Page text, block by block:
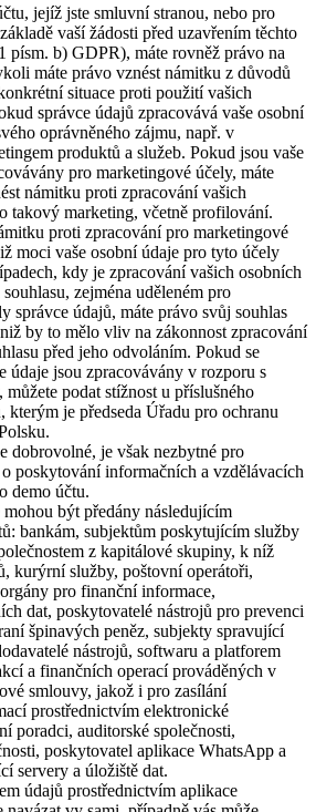
jejíž jste smluvní stranou, nebo pro
vaší žádosti před uzavřením těchto
písm. b) GDPR), máte rovněž právo na
máte právo vznést námitku z důvodů
situace proti použití vašich
správce údajů zpracovává vaše osobní
oprávněného zájmu, např. v
produktů a služeb. Pokud jsou vaše
pro marketingové účely, máte
námitku proti zpracování vašich
takový marketing, včetně profilování.
proti zpracování pro marketingové
moci vaše osobní údaje pro tyto účely
kdy je zpracování vašich osobních
zejména uděleném pro
správce údajů, máte právo svůj souhlas
by to mělo vliv na zákonnost zpracování
před jeho odvoláním. Pokud se
údaje jsou zpracovávány v rozporu s
podat stížnost u příslušného
kterým je předseda Úřadu pro ochranu
dobrovolné, je však nezbytné pro
poskytování informačních a vzdělávacích
demo účtu.
mohou být předány následujícím
bankám, subjektům poskytujícím služby
z kapitálové skupiny, k níž
kurýrní služby, poštovní operátoři,
pro finanční informace,
dat, poskytovatelé nástrojů pro prevenci
špinavých peněz, subjekty spravující
nástrojů, softwaru a platforem
a finančních operací prováděných v
smlouvy, jakož i pro zasílání
prostřednictvím elektronické
poradci, auditorské společnosti,
poskytovatel aplikace WhatsApp a
servery a úložiště dat.
údajů prostřednictvím aplikace